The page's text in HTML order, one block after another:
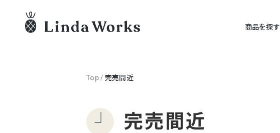
商品を探す
Top/ 完売間近
完売間近